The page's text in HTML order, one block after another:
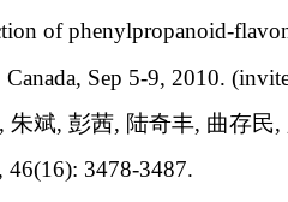
of phenylpropanoid-
Canada, Sep 5-9, 2010.
朱斌,彭茜, 陆奇丰, 曲存民,
46(16): 3478-3487.